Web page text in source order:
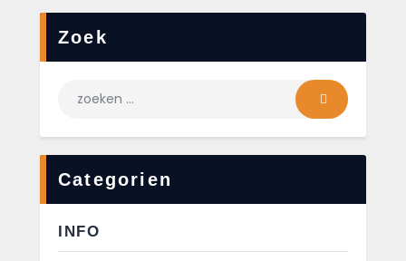
Zoek
Categorien
INFO